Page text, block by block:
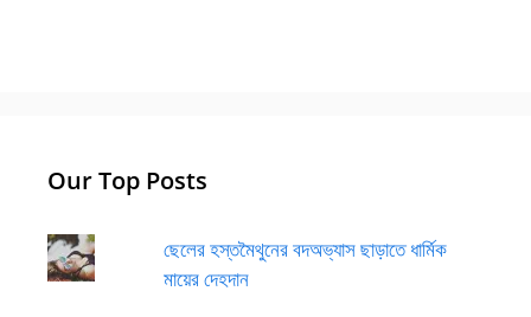
Our Top Posts
ছেলের হস্তমৈথুনের বদঅভ্যাস ছাড়াতে ধার্মিক
মায়ের দেহদান